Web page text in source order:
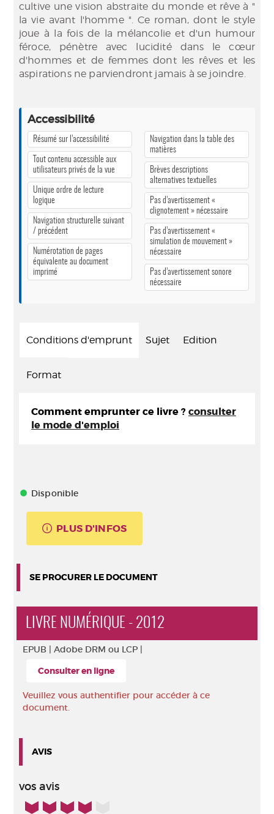
cultive une vision abstraite du monde et rêve à "
la vie avant l'homme ". Ce roman, dont le style
joue à la fois de la mélancolie et d'un humour
féroce, pénètre avec lucidité dans le cœur
d'hommes et de femmes dont les rêves et les
aspirations ne parviendront jamais à se joindre.
Accessibilité
Résumé sur l’accessibilité
Tout contenu accessible aux
utilisateurs privés de la vue
Unique ordre de lecture
logique
Navigation structurelle suivant
/ précédent
Numérotation de pages
équivalente au document
imprimé
Navigation dans la table des
matières
Brèves descriptions
alternatives textuelles
Pas d’avertissement «
clignotement » nécessaire
Pas d’avertissement «
simulation de mouvement »
nécessaire
Pas d’avertissement sonore
nécessaire
Conditions d'emprunt Sujet Edition
Format
Comment emprunter ce livre ? consulter
le mode d'emploi
Disponible
PLUS D'INFOS
SE PROCURER LE DOCUMENT
LIVRE NUMÉRIQUE - 2012
EPUB | Adobe DRM ou LCP |
Consulter en ligne
Veuillez vous authentifier pour accéder à ce
document.
AVIS
vos avis
4/5